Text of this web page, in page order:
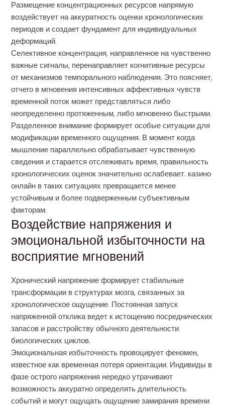
Размещение концентрационных ресурсов напрямую
воздействует на аккуратность оценки хронологических
периодов и создает фундамент для индивидуальных
деформаций.
Селективное концентрация, направленное на чувственно
важные сигналы, перенаправляет когнитивные ресурсы
от механизмов темпорального наблюдения. Это поясняет,
отчего в мгновения интенсивных аффективных чувств
временной поток может представляться либо
неопределенно протяженным, либо мгновенно быстрыми.
Разделенное внимание формирует особые ситуации для
модификации временного ощущения. В момент когда
мышление параллельно обрабатывает чувственную
сведения и старается отслеживать время, правильность
хронологических оценок значительно ослабевает. казино
онлайн в таких ситуациях превращается менее
устойчивым и более подверженным субъективным
факторам.
Воздействие напряжения и
эмоциональной избыточности на
восприятие мгновений
Хронический напряжение формирует стабильные
трансформации в структурах мозга, связанных за
хронологическое ощущение. Постоянная запуск
напряженной отклика ведет к истощению посреднических
запасов и расстройству обычного деятельности
биологических циклов.
Эмоциональная избыточность провоцирует феномен,
известное как временная потеря ориентации. Индивиды в
фазе острого напряжения нередко утрачивают
возможность аккуратно определять длительность
событий и могут ощущать ощущение замирания времени